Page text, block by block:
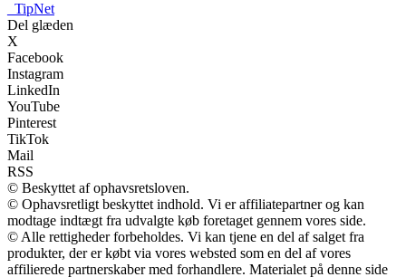
TipNet
Del glæden
X
Facebook
Instagram
LinkedIn
YouTube
Pinterest
TikTok
Mail
RSS
© Beskyttet af ophavsretsloven.
© Ophavsretligt beskyttet indhold. Vi er affiliatepartner og kan
modtage indtægt fra udvalgte køb foretaget gennem vores side.
© Alle rettigheder forbeholdes. Vi kan tjene en del af salget fra
produkter, der er købt via vores websted som en del af vores
affilierede partnerskaber med forhandlere. Materialet på denne side